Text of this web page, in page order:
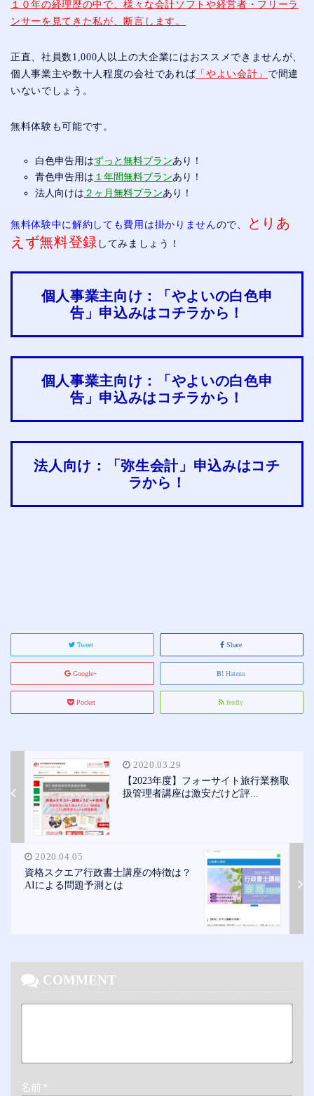
１０年の経理歴の中で、様々な会計ソフトや経営者・フリーラ
ンサーを見てきた私が、断言します。
正直、社員数1,000人以上の大企業にはおススメできませんが、
個人事業主や数十人程度の会社であれば「やよい会計」 で間違
いないでしょう。
無料体験も可能です。
白色申告用はずっと無料プランあり！
青色申告用は １年間無料プランあり！
法人向けは ２ヶ月無料プランあり！
無料体験中に解約しても費用は掛かりませんので、
とりあ
えず無料登録 してみましょう！
個人事業主向け：「やよいの白色申
告」申込みはコチラから！
個人事業主向け：「やよいの白色申
告」申込みはコチラから！
法人向け：「弥生会計」申込みはコチ
ラから！
Tweet Share
Google+ Hatena
Pocket feedly
2020.03.29
【2023年度】フォーサイト旅行業務取
扱管理者講座は激安だけど評...
2020.04.05
資格スクエア行政書士講座の特徴は？
AIによる問題予測とは
COMMENT
名前 *